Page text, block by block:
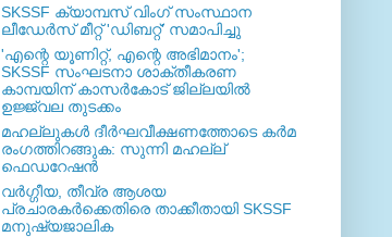
SKSSF ക്യാമ്പസ് വിംഗ് സംസ്ഥാന
ലീഡേർസ് മീറ്റ് 'ഡിബറ്റ്' സമാപിച്ചു
'എന്റെ യൂണിറ്റ്, എന്റെ അഭിമാനം';
SKSSF സംഘടനാ ശാക്തീകരണ
കാമ്പയിന് കാസര്‍കോട് ജില്ലയില്‍
ഉജ്ജ്വല തുടക്കം
മഹല്ലുകള്‍ ദീര്‍ഘവീക്ഷണത്തോടെ കര്‍മ
രംഗത്തിറങ്ങുക: സുന്നി മഹല്ല്
ഫെഡറേഷന്‍
വര്‍ഗ്ഗീയ, തീവ്ര ആശയ
പ്രചാരകര്‍ക്കെതിരെ താക്കീതായി SKSSF
മനുഷ്യജാലിക